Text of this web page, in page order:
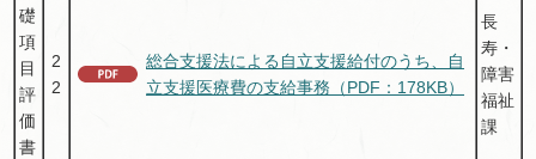
礎
項
目
評
価
書
2
2
総合支援法による自立支援給付のうち、自
立支援医療費の支給事務（PDF：178KB）
長
寿・
障害
福祉
課